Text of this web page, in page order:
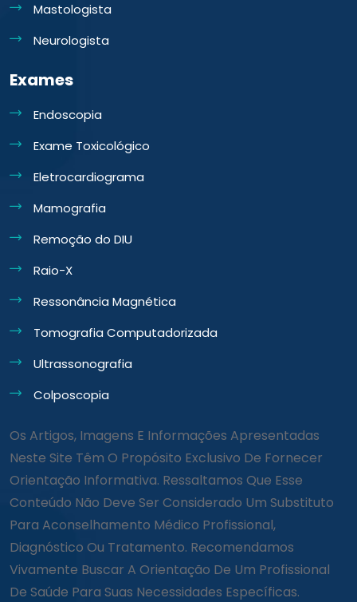
Mastologista
Neurologista
Exames
Endoscopia
Exame Toxicológico
Eletrocardiograma
Mamografia
Remoção do DIU
Raio-X
Ressonância Magnética
Tomografia Computadorizada
Ultrassonografia
Colposcopia
Os Artigos, Imagens E Informações Apresentadas
Neste Site Têm O Propósito Exclusivo De Fornecer
Orientação Informativa. Ressaltamos Que Esse
Conteúdo Não Deve Ser Considerado Um Substituto
Para Aconselhamento Médico Profissional,
Diagnóstico Ou Tratamento. Recomendamos
Vivamente Buscar A Orientação De Um Profissional
De Saúde Para Suas Necessidades Específicas.